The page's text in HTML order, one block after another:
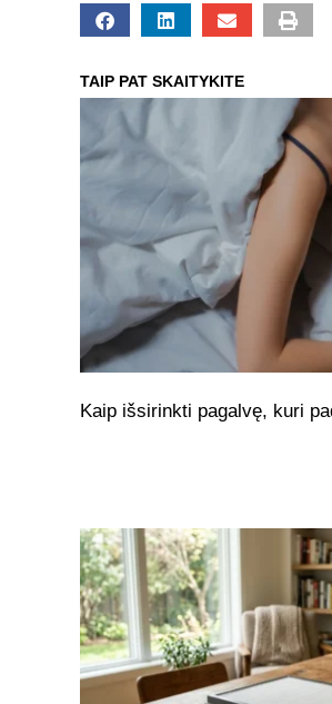
TAIP PAT SKAITYKITE
Kaip išsirinkti pagalvę, kuri